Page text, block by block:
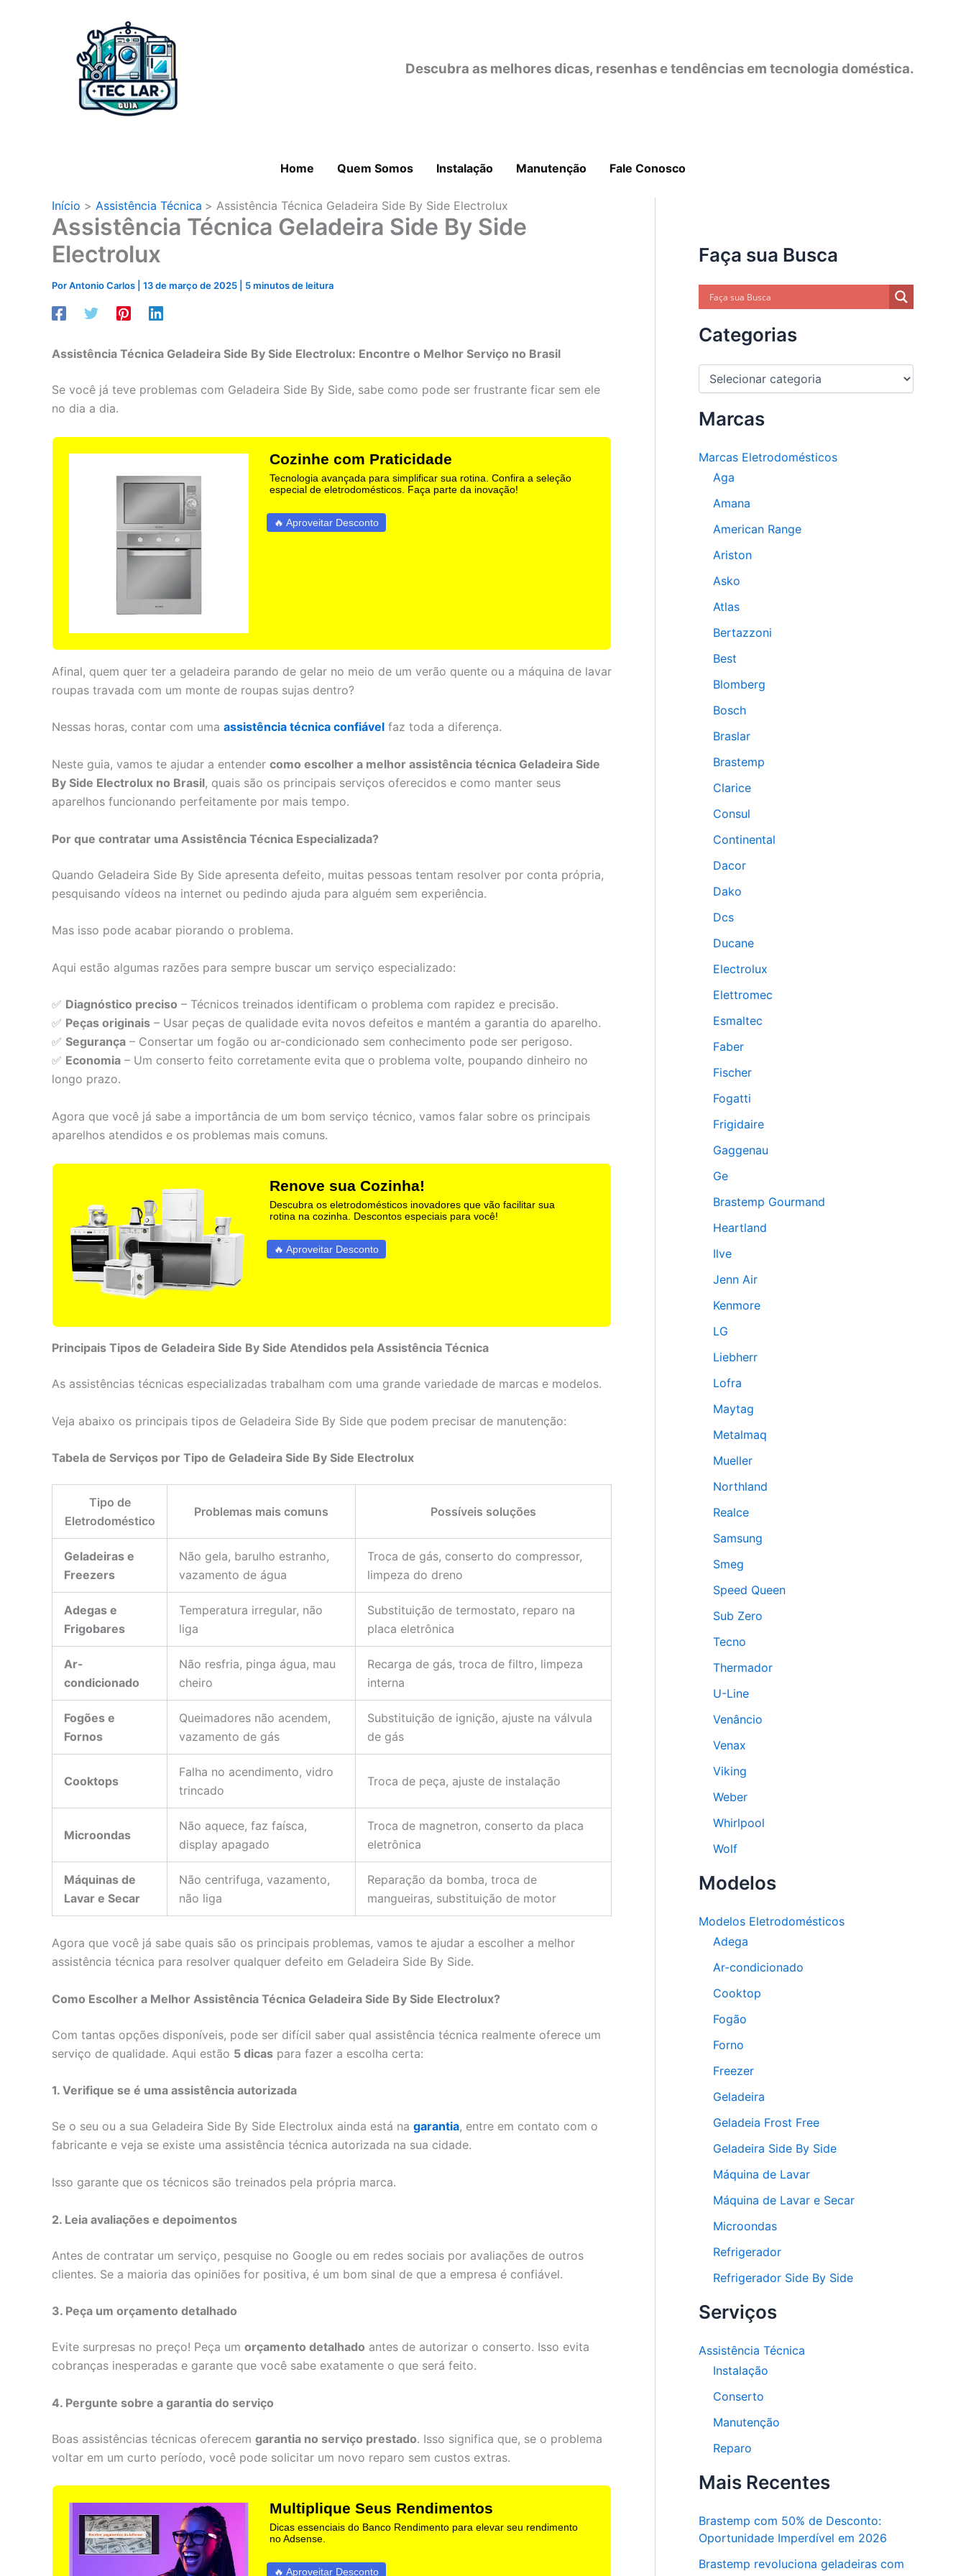
Descubra as melhores dicas, resenhas e tendências em tecnologia doméstica.
Home Quem Somos Instalação Manutenção Fale Conosco
Início Assistência Técnica Assistência Técnica Geladeira Side By Side Electrolux
Assistência Técnica Geladeira Side By Side
Electrolux
PorAntonio Carlos 13 de março de 2025 5 minutos de leitura
Assistência Técnica Geladeira Side By Side Electrolux: Encontre o Melhor Serviço no Brasil
Se você já teve problemas com Geladeira Side By Side, sabe como pode ser frustrante ficar sem ele
no dia a dia.
Cozinhe com Praticidade
Tecnologia avançada para simplificar sua rotina. Confira a seleção
especial de eletrodomésticos. Faça parte da inovação!
🔥 Aproveitar Desconto
Afinal, quem quer ter a geladeira parando de gelar no meio de um verão quente ou a máquina de lavar
roupas travada com um monte de roupas sujas dentro?
Nessas horas, contar com uma assistência técnica confiável faz toda a diferença.
Neste guia, vamos te ajudar a entender como escolher a melhor assistência técnica Geladeira Side
By Side Electrolux no Brasil, quais são os principais serviços oferecidos e como manter seus
aparelhos funcionando perfeitamente por mais tempo.
Por que contratar uma Assistência Técnica Especializada?
Quando Geladeira Side By Side apresenta defeito, muitas pessoas tentam resolver por conta própria,
pesquisando vídeos na internet ou pedindo ajuda para alguém sem experiência.
Mas isso pode acabar piorando o problema.
Aqui estão algumas razões para sempre buscar um serviço especializado:
✅ Diagnóstico preciso – Técnicos treinados identificam o problema com rapidez e precisão.
✅ Peças originais – Usar peças de qualidade evita novos defeitos e mantém a garantia do aparelho.
✅ Segurança – Consertar um fogão ou ar-condicionado sem conhecimento pode ser perigoso.
✅ Economia – Um conserto feito corretamente evita que o problema volte, poupando dinheiro no
longo prazo.
Agora que você já sabe a importância de um bom serviço técnico, vamos falar sobre os principais
aparelhos atendidos e os problemas mais comuns.
Renove sua Cozinha!
Descubra os eletrodomésticos inovadores que vão facilitar sua
rotina na cozinha. Descontos especiais para você!
🔥 Aproveitar Desconto
Principais Tipos de Geladeira Side By Side Atendidos pela Assistência Técnica
As assistências técnicas especializadas trabalham com uma grande variedade de marcas e modelos.
Veja abaixo os principais tipos de Geladeira Side By Side que podem precisar de manutenção:
Tabela de Serviços por Tipo de Geladeira Side By Side Electrolux
Tipo de
Eletrodoméstico
Problemas mais comuns Possíveis soluções
Geladeiras e
Freezers
Não gela, barulho estranho,
vazamento de água
Troca de gás, conserto do compressor,
limpeza do dreno
Adegas e
Frigobares
Temperatura irregular, não
liga
Substituição de termostato, reparo na
placa eletrônica
Ar-
condicionado
Não resfria, pinga água, mau
cheiro
Recarga de gás, troca de filtro, limpeza
interna
Fogões e
Fornos
Queimadores não acendem,
vazamento de gás
Substituição de ignição, ajuste na válvula
de gás
Cooktops
Falha no acendimento, vidro
trincado
Troca de peça, ajuste de instalação
Microondas
Não aquece, faz faísca,
display apagado
Troca de magnetron, conserto da placa
eletrônica
Máquinas de
Lavar e Secar
Não centrifuga, vazamento,
não liga
Reparação da bomba, troca de
mangueiras, substituição de motor
Agora que você já sabe quais são os principais problemas, vamos te ajudar a escolher a melhor
assistência técnica para resolver qualquer defeito em Geladeira Side By Side.
Como Escolher a Melhor Assistência Técnica Geladeira Side By Side Electrolux?
Com tantas opções disponíveis, pode ser difícil saber qual assistência técnica realmente oferece um
serviço de qualidade. Aqui estão 5 dicas para fazer a escolha certa:
1. Verifique se é uma assistência autorizada
Se o seu ou a sua Geladeira Side By Side Electrolux ainda está na garantia, entre em contato com o
fabricante e veja se existe uma assistência técnica autorizada na sua cidade.
Isso garante que os técnicos são treinados pela própria marca.
2. Leia avaliações e depoimentos
Antes de contratar um serviço, pesquise no Google ou em redes sociais por avaliações de outros
clientes. Se a maioria das opiniões for positiva, é um bom sinal de que a empresa é confiável.
3. Peça um orçamento detalhado
Evite surpresas no preço! Peça um orçamento detalhado antes de autorizar o conserto. Isso evita
cobranças inesperadas e garante que você sabe exatamente o que será feito.
4. Pergunte sobre a garantia do serviço
Boas assistências técnicas oferecem garantia no serviço prestado. Isso significa que, se o problema
voltar em um curto período, você pode solicitar um novo reparo sem custos extras.
Multiplique Seus Rendimentos
Dicas essenciais do Banco Rendimento para elevar seu rendimento
no Adsense.
🔥 Aproveitar Desconto
Faça sua Busca
Categorias
C
e
g
r
Marcas
Marcas Eletrodomésticos
Aga
Amana
American Range
Ariston
Asko
Atlas
Bertazzoni
Best
Blomberg
Bosch
Braslar
Brastemp
Clarice
Consul
Continental
Dacor
Dako
Dcs
Ducane
Electrolux
Elettromec
Esmaltec
Faber
Fischer
Fogatti
Frigidaire
Gaggenau
Ge
Brastemp Gourmand
Heartland
Ilve
Jenn Air
Kenmore
LG
Liebherr
Lofra
Maytag
Metalmaq
Mueller
Northland
Realce
Samsung
Smeg
Speed Queen
Sub Zero
Tecno
Thermador
U-Line
Venâncio
Venax
Viking
Weber
Whirlpool
Wolf
Modelos
Modelos Eletrodomésticos
Adega
Ar-condicionado
Cooktop
Fogão
Forno
Freezer
Geladeira
Geladeia Frost Free
Geladeira Side By Side
Máquina de Lavar
Máquina de Lavar e Secar
Microondas
Refrigerador
Refrigerador Side By Side
Serviços
Assistência Técnica
Instalação
Conserto
Manutenção
Reparo
Mais Recentes
Brastemp com 50% de Desconto:
Oportunidade Imperdível em 2026
Brastemp revoluciona geladeiras com